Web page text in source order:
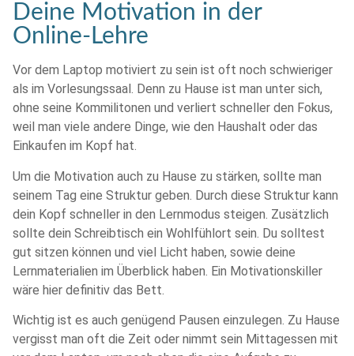
Deine Motivation in der
Online-Lehre
Vor dem Laptop motiviert zu sein ist oft noch schwieriger
als im Vorlesungssaal. Denn zu Hause ist man unter sich,
ohne seine Kommilitonen und verliert schneller den Fokus,
weil man viele andere Dinge, wie den Haushalt oder das
Einkaufen im Kopf hat.
Um die Motivation auch zu Hause zu stärken, sollte man
seinem Tag eine Struktur geben. Durch diese Struktur kann
dein Kopf schneller in den Lernmodus steigen. Zusätzlich
sollte dein Schreibtisch ein Wohlfühlort sein. Du solltest
gut sitzen können und viel Licht haben, sowie deine
Lernmaterialien im Überblick haben. Ein Motivationskiller
wäre hier definitiv das Bett.
Wichtig ist es auch genügend Pausen einzulegen. Zu Hause
vergisst man oft die Zeit oder nimmt sein Mittagessen mit